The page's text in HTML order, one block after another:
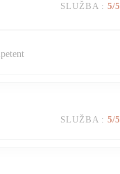
SLUŽBA : 5/5
SLUŽBA : 5/5